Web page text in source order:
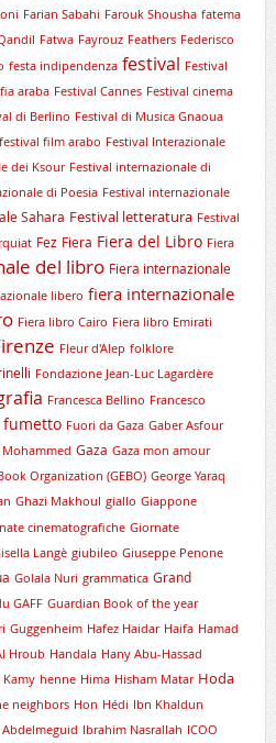
Farian Sabahi Farouk Shousha fatema
Fatwa Fayrouz Feathers Federisco
festa indipendenza festival Festival
araba Festival Cannes Festival cinema
di Berlino Festival di Musica Gnaoua
festival film arabo Festival Interazionale
dei Ksour Festival internazionale di
di Poesia Festival internazionale
Sahara Festival letteratura Festival
Fez Fiera Fiera del Libro Fiera
del libro Fiera internazionale
libero fiera internazionale
Fiera libro Cairo Fiera libro Emirati
Fleur d'Alep folklore
Fondazione Jean-Luc Lagardère
Francesca Bellino Francesco
fumetto Fuori da Gaza Gaber Asfour
Mohammed Gaza Gaza mon amour
Organization (GEBO) George Yaraq
Ghazi Makhoul giallo Giappone
cinematografiche Giornate
Langè giubileo Giuseppe Penone
Golala Nuri grammatica Grand
GAFF Guardian Book of the year
Guggenheim Hafez Haidar Haifa Hamad
Hroub Handala Hany Abu-Hassad
Kamy henne Hima Hisham Matar Hoda
neighbors Hon Hédi Ibn Khaldun
Ibrahim Nasrallah ICOO